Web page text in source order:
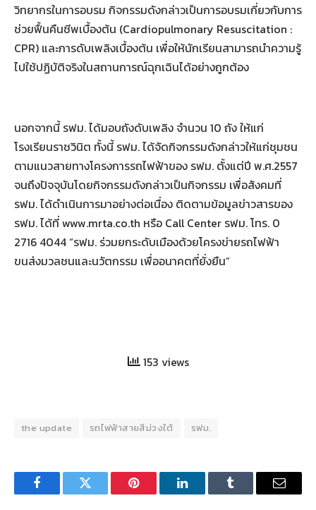
วิทยากรในการอบรม กิจกรรมดังกล่าวเป็นการอบรมเกี่ยวกับการ
ช่วยฟื้นคืนชีพเบื้องต้น (Cardiopulmonary Resuscitation :
CPR) และการดับเพลิงเบื้องต้น เพื่อให้นักเรียนสามารถนำความรู้
ไปใช้ปฏิบัติจริงในสถานการณ์ฉุกเฉินได้อย่างถูกต้อง
นอกจากนี้ รฟม. ได้มอบถังดับเพลิง จำนวน 10 ถัง ให้แก่
โรงเรียนราชวินิต ทั้งนี้ รฟม. ได้จัดกิจกรรมดังกล่าวให้แก่ชุมชน
ตามแนวสายทางโครงการรถไฟฟ้าของ รฟม. ตั้งแต่ปี พ.ศ.2557
จนถึงปัจจุบันโดยกิจกรรมดังกล่าวเป็นกิจกรรม เพื่อสังคมที่
รฟม. ได้ดำเนินการมาอย่างต่อเนื่อง ติดตามข้อมูลข่าวสารของ
รฟม. ได้ที่ www.mrta.co.th หรือ Call Center รฟม. โทร. 0
2716 4044 “รฟม. ร่วมยกระดับเมืองด้วยโครงข่ายรถไฟฟ้า
ขนส่งมวลชนและนวัตกรรม เพื่ออนาคตที่ยั่งยืน”
153 views
the update รถไฟฟ้าสายสีม่วงใต้ รฟม.
FacebookTwitter Pinterest LinkedInTumblr Email